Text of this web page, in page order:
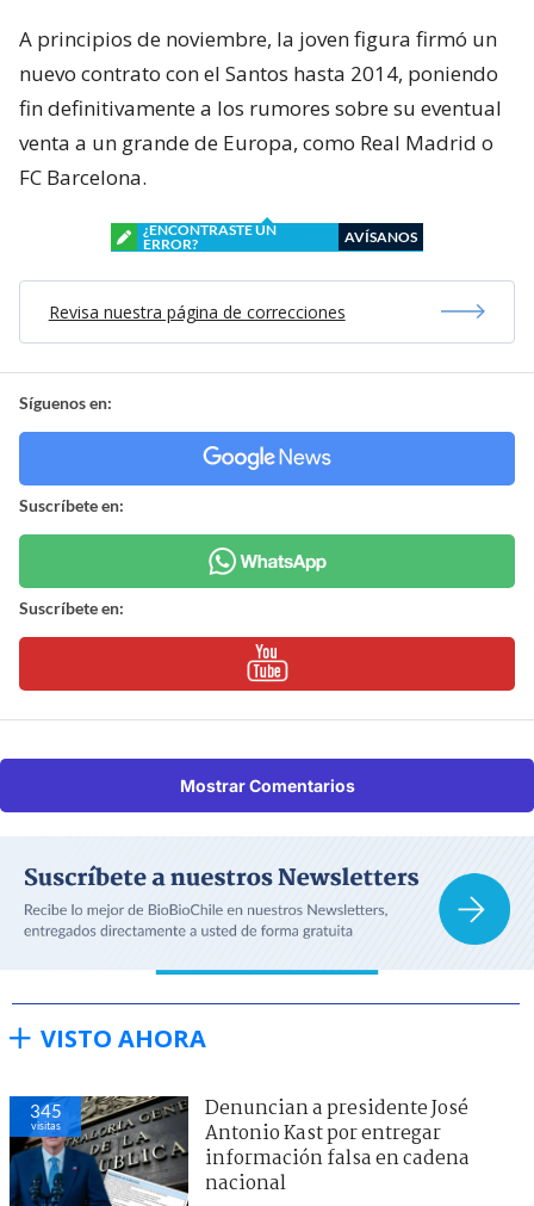
A principios de noviembre, la joven figura firmó un
nuevo contrato con el Santos hasta 2014, poniendo
fin definitivamente a los rumores sobre su eventual
venta a un grande de Europa, como Real Madrid o
FC Barcelona.
¿ENCONTRASTE UN
ERROR?
AVÍSANOS
Revisa nuestra página de correcciones
Síguenos en:
Suscríbete en:
Suscríbete en:
Mostrar Comentarios
VISTO AHORA
345
visitas
Denuncian a presidente José
Antonio Kast por entregar
información falsa en cadena
nacional